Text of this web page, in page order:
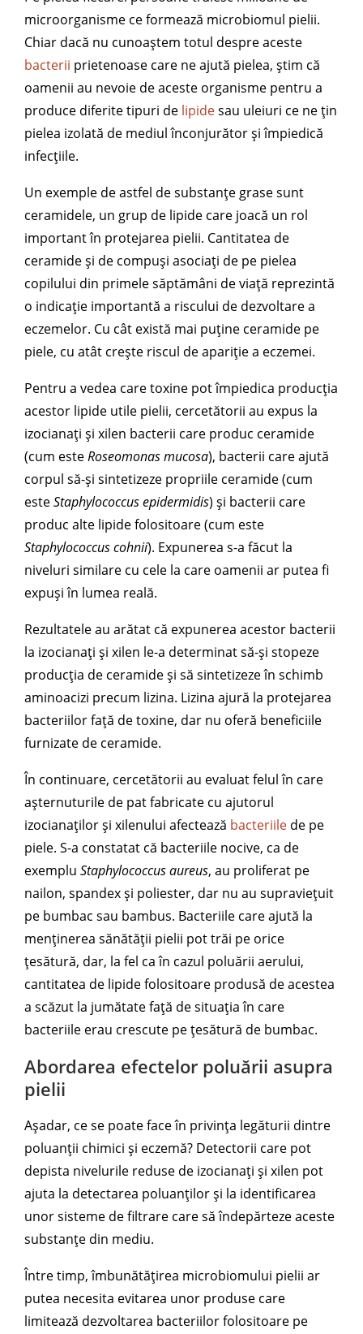
microorganisme ce formează microbiomul pielii.
Chiar dacă nu cunoaștem totul despre aceste
bacterii prietenoase care ne ajută pielea, știm că
oamenii au nevoie de aceste organisme pentru a
produce diferite tipuri de lipidesau uleiuri ce ne țin
pielea izolată de mediul înconjurător și împiedică
infecțiile.
Un exemple de astfel de substanțe grase sunt
ceramidele, un grup de lipide care joacă un rol
important în protejarea pielii. Cantitatea de
ceramide și de compuși asociați de pe pielea
copilului din primele săptămâni de viață reprezintă
o indicație importantă a riscului de dezvoltare a
eczemelor. Cu cât există mai puține ceramide pe
piele, cu atât crește riscul de apariție a eczemei.
Pentru a vedea care toxine pot împiedica producția
acestor lipide utile pielii, cercetătorii au expus la
izocianați și xilen bacterii care produc ceramide
(cum esteRoseomonas mucosa), bacterii care ajută
corpul să-și sintetizeze propriile ceramide (cum
esteStaphylococcus epidermidis) și bacterii care
produc alte lipide folositoare (cum este
Staphylococcus cohnii). Expunerea s-a făcut la
niveluri similare cu cele la care oamenii ar putea fi
expuși în lumea reală.
Rezultatele au arătat că expunerea acestor bacterii
la izocianați și xilen le-a determinat să-și stopeze
producția de ceramide și să sintetizeze în schimb
aminoacizi precum lizina. Lizina ajură la protejarea
bacteriilor față de toxine, dar nu oferă beneficiile
furnizate de ceramide.
În continuare, cercetătorii au evaluat felul în care
așternuturile de pat fabricate cu ajutorul
izocianaților și xilenului afectează bacteriile de pe
piele. S-a constatat că bacteriile nocive, ca de
exemplu Staphylococcus aureus, au proliferat pe
nailon, spandex și poliester, dar nu au supraviețuit
pe bumbac sau bambus. Bacteriile care ajută la
menținerea sănătății pielii pot trăi pe orice
țesătură, dar, la fel ca în cazul poluării aerului,
cantitatea de lipide folositoare produsă de acestea
a scăzut la jumătate față de situația în care
bacteriile erau crescute pe țesătură de bumbac.
Abordarea efectelor poluării asupra
pielii
Așadar, ce se poate face în privința legăturii dintre
poluanții chimici și eczemă? Detectorii care pot
depista nivelurile reduse de izocianați și xilen pot
ajuta la detectarea poluanților și la identificarea
unor sisteme de filtrare care să îndepărteze aceste
substanțe din mediu.
Între timp, îmbunătățirea microbiomului pielii ar
putea necesita evitarea unor produse care
limitează dezvoltarea bacteriilor folositoare pe